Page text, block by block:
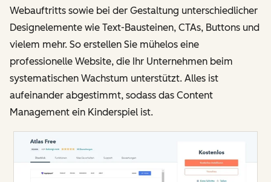
Webauftritts sowie bei der Gestaltung unterschiedlicher
Designelemente wie Text-Bausteinen, CTAs, Buttons und
vielem mehr. So erstellen Sie mühelos eine
professionelle Website, die Ihr Unternehmen beim
systematischen Wachstum unterstützt. Alles ist
aufeinander abgestimmt, sodass das Content
Management ein Kinderspiel ist.